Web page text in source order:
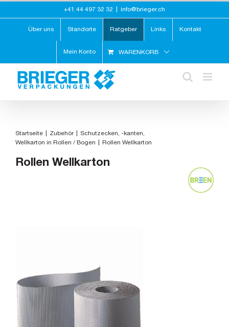
springen
+41 44 497 32 32 info@brieger.ch
Über uns Standorte Ratgeber Links Kontakt
Mein Konto WARENKORB
Startseite Zubehör
Schutzecken, -kanten
Wellkarton in Rollen / Bogen
Rollen Wellkarton
Rollen Wellkarton